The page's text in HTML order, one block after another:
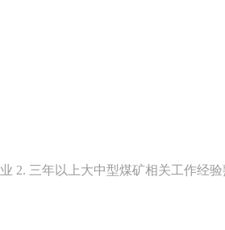
2. 三年以上大中型煤矿相关工作经